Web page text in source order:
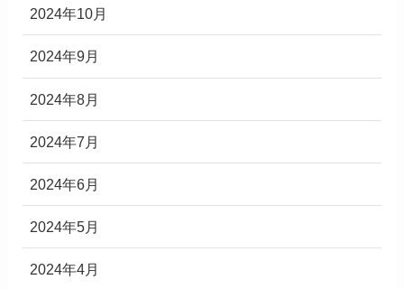
2024年10月
2024年9月
2024年8月
2024年7月
2024年6月
2024年5月
2024年4月